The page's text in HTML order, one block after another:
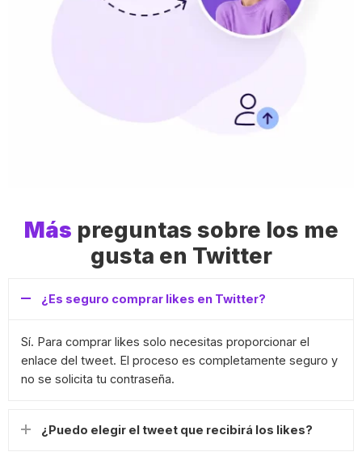
Más preguntas sobre los me
gusta en Twitter
¿Es seguro comprar likes en Twitter?
Sí. Para comprar likes solo necesitas proporcionar el
enlace del tweet. El proceso es completamente seguro y
no se solicita tu contraseña.
¿Puedo elegir el tweet que recibirá los likes?